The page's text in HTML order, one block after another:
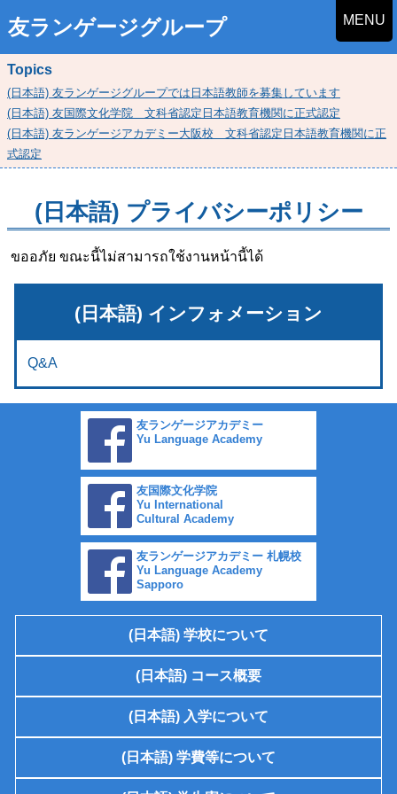
友ランゲージグループ MENU
Topics
(日本語) 友ランゲージグループでは日本語教師を募集しています
(日本語) 友国際文化学院 文科省認定日本語教育機関に正式認定
(日本語) 友ランゲージアカデミー大阪校 文科省認定日本語教育機関に正
式認定
(日本語) プライバシーポリシー
ขออภัย ขณะนี้ไม่สามารถใช้งานหน้านี้ได้
(日本語) インフォメーション
Q&A
友ランゲージアカデミー
Yu Language Academy
友国際文化学院
Yu International
Cultural Academy
友ランゲージアカデミー 札幌校
Yu Language Academy
Sapporo
(日本語) 学校について
(日本語) コース概要
(日本語) 入学について
(日本語) 学費等について